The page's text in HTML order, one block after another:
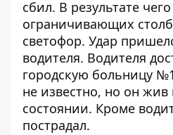
сбил. В результате
ограничивающих
светофор. Удар
водителя. Водителя
городскую больницу
не известно, но он
состоянии. Кроме
пострадал.